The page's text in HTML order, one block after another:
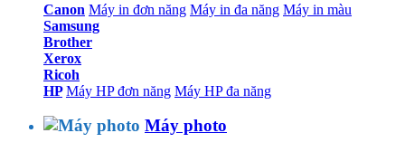
Canon Máy in đơn năng Máy in đa năng Máy in màu
Samsung
Brother
Xerox
Ricoh
HP Máy HP đơn năng Máy HP đa năng
Máy photo